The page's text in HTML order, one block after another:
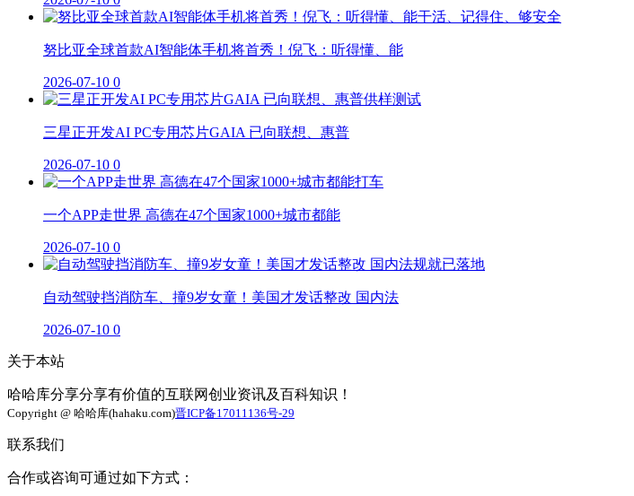
努比亚全球首款AI智能体手机将首秀！倪飞：听得懂、能
2026-07-10 0
三星正开发AI PC专用芯片GAIA 已向联想、惠普
2026-07-10 0
一个APP走世界 高德在47个国家1000+城市都能
2026-07-10 0
自动驾驶挡消防车、撞9岁女童！美国才发话整改 国内法
2026-07-10 0
关于本站
哈哈库分享分享有价值的互联网创业资讯及百科知识！
Copyright @ 哈哈库(hahaku.com)晋ICP备17011136号-29
联系我们
合作或咨询可通过如下方式：